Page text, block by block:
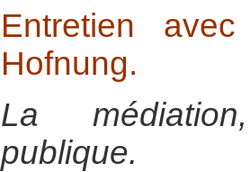
Entretien
Hofnung.
La
publique.